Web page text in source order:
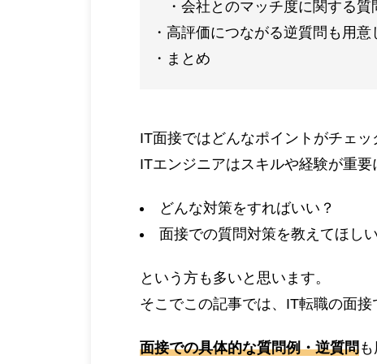
会社とのマッチ度に関する質
高評価につながる逆質問も用意
まとめ
IT面接ではどんなポイントがチェ
ITエンジニアはスキルや経験が重
どんな対策をすればいい？
面接での質問対策を教えてほしい
という方も多いと思います。
そこでこの記事では、IT転職の面
面接での具体的な質問例・逆質問